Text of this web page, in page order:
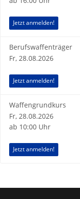
Jetzt anmelden!
Berufswaffenträger
Fr, 28.08.2026
Jetzt anmelden!
Waffengrundkurs
Fr, 28.08.2026
ab 10:00 Uhr
Jetzt anmelden!